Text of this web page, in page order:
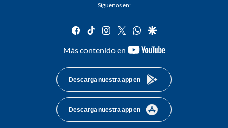
Síguenos en:
facebook
tiktok instagram
twitterwhatsapp
google
Más contenido en
youtube-
Descarga nuestra app en
Descarga nuestra app en